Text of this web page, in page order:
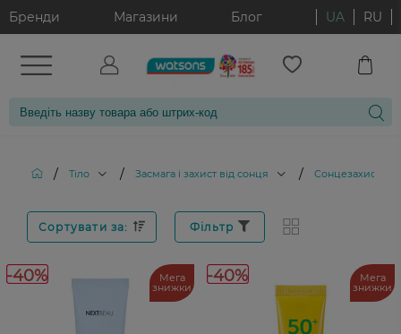
Бренди Магазини Блог UA RU
/ Тіло / Засмага і захист від сонця / Сонцезахисні
Сортувати за: Фільтр
-40% Мега
знижки
-40% Мега
знижки